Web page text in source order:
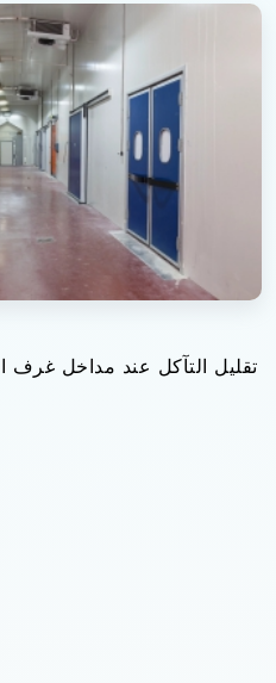
تقليل التآكل عند مداخل غرف